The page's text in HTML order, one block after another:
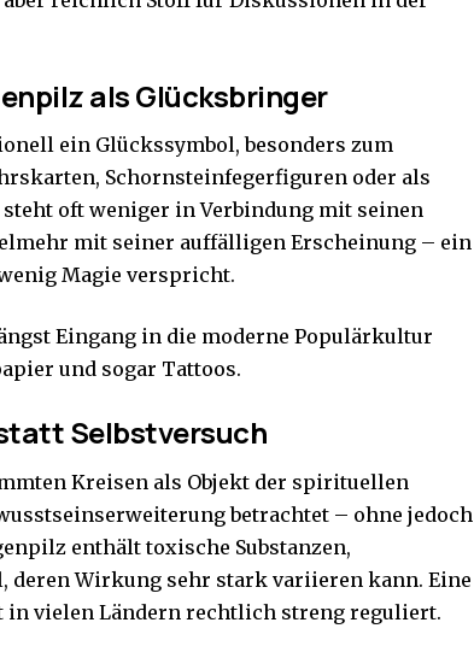
als Glücksbringer
ein Glückssymbol, besonders zum
Schornsteinfegerfiguren oder als
oft weniger in Verbindung mit seinen
mit seiner auffälligen Erscheinung – ein
Magie verspricht.
Eingang in die moderne Populärkultur
und sogar Tattoos.
Selbstversuch
Kreisen als Objekt der spirituellen
betrachtet – ohne jedoch
enthält toxische Substanzen,
deren Wirkung sehr stark variieren kann. Eine
vielen Ländern rechtlich streng reguliert.